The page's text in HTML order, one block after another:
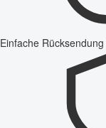
Einfache Rücksendung